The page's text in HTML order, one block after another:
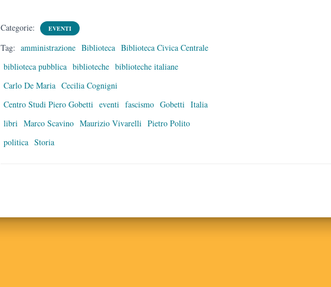
Categorie: EVENTI
Tag: amministrazione Biblioteca Biblioteca Civica Centrale
biblioteca pubblica biblioteche biblioteche italiane
Carlo De Maria Cecilia Cognigni
Centro Studi Piero Gobetti eventi fascismo Gobetti Italia
libri Marco Scavino Maurizio Vivarelli Pietro Polito
politica Storia